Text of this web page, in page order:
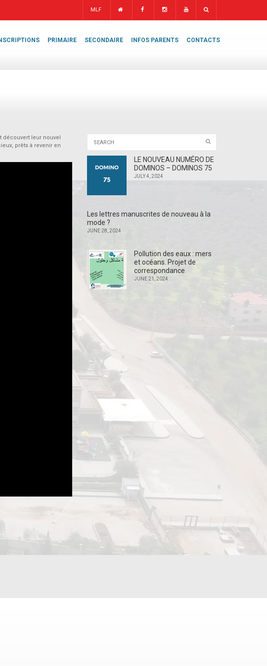
MLF
PRIMAIRE SECONDAIRE INFOS PARENTS CONTACTS
découvert leur nouvel
prêts à revenir en
LE NOUVEAU NUMÉRO DE
DOMINOS – DOMINOS 75
JULY 4, 2024
Les lettres manuscrites de nouveau à la
mode ?
JUNE 28, 2024
Pollution des eaux : mers
et océans. Projet de
correspondance
JUNE 21, 2024